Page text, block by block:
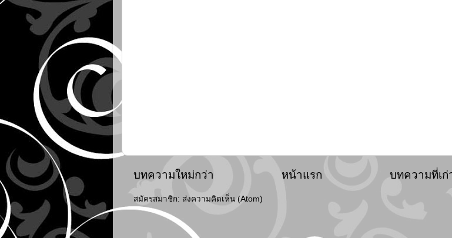
บทความใหม่กว่า บทความที่เก่
หน้าแรก
สมัครสมาชิก: ส่งความคิดเห็น (Atom)